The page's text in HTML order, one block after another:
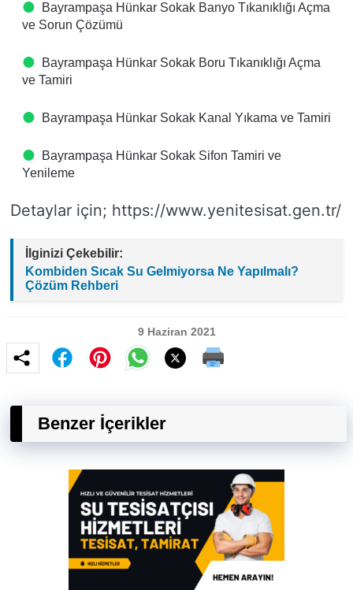
Bayrampaşa Hünkar Sokak Banyo Tıkanıklığı Açma
ve Sorun Çözümü
Bayrampaşa Hünkar Sokak Boru Tıkanıklığı Açma
ve Tamiri
Bayrampaşa Hünkar Sokak Kanal Yıkama ve Tamiri
Bayrampaşa Hünkar Sokak Sifon Tamiri ve
Yenileme
Detaylar için; https://www.yenitesisat.gen.tr/
İlginizi Çekebilir:
Kombiden Sıcak Su Gelmiyorsa Ne Yapılmalı?
Çözüm Rehberi
9 Haziran 2021
Benzer İçerikler